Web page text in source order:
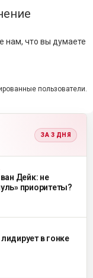
нам, что вы думаете
пользователи.
ЗА 3 ДНЯ
Дейк: не
приоритеты?
в гонке